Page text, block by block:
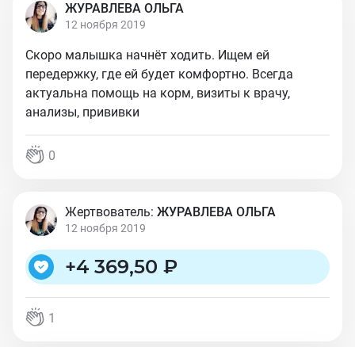
ЖУРАВЛЕВА ОЛЬГА
12 ноября 2019
Скоро малышка начнёт ходить. Ищем ей
передержку, где ей будет комфортно. Всегда
актуальна помощь на корм, визиты к врачу,
анализы, прививки
0
Жертвователь: ЖУРАВЛЕВА ОЛЬГА
12 ноября 2019
+4 369,50 ₽
1